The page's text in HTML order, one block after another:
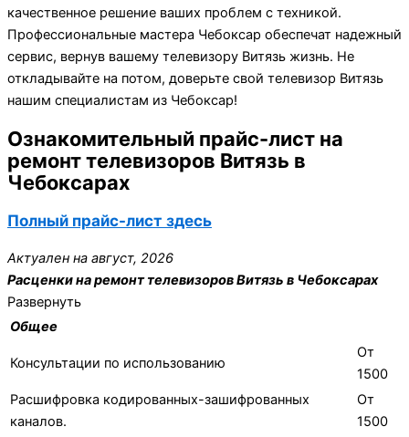
качественное решение ваших проблем с техникой.
Профессиональные мастера Чебоксар обеспечат надежный
сервис, вернув вашему телевизору Витязь жизнь. Не
откладывайте на потом, доверьте свой телевизор Витязь
нашим специалистам из Чебоксар!
Ознакомительный прайс-лист на
ремонт телевизоров Витязь в
Чебоксарах
Полный прайс-лист здесь
Актуален на август, 2026
Расценки на ремонт телевизоров Витязь в Чебоксарах
Развернуть
Общее
Консультации по использованию
От
1500
Расшифровка кодированных-зашифрованных
каналов.
От
1500